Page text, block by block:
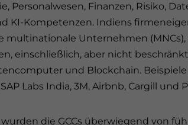
Personalwesen, Finanzen, Risiko,
KI-Kompetenzen. Indiens
multinationale Unternehmen
einschließlich, aber nicht
und Blockchain.
Labs India, 3M, Airbnb, Cargill und
die GCCs überwiegend von